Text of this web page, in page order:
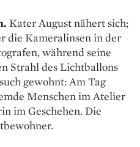
Kater August ­nähert sich;
die Kameralinsen in der
während seine
Strahl des Lichtballons
gewohnt: Am Tag
Menschen im Atelier
im Geschehen. Die